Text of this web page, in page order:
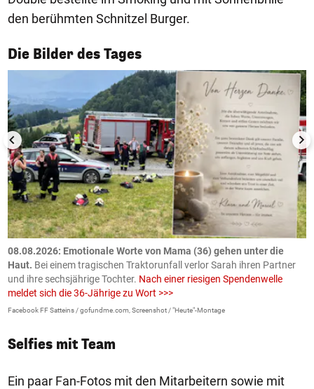
den berühmten Schnitzel Burger.
Die Bilder des Tages
1/50
08.08.2026: Emotionale Worte von Mama (36) gehen unter die
Haut. Bei einem tragischen Traktorunfall verlor Sarah ihren Partner
und ihre sechsjährige Tochter. Nach einer riesigen Spendenwelle
meldet sich die 36-Jährige zu Wort >>>
Facebook FF Satteins / gofundme.com, Screenshot / "Heute"-Montage
Selfies mit Team
Ein paar Fan-Fotos mit den Mitarbeitern sowie mit